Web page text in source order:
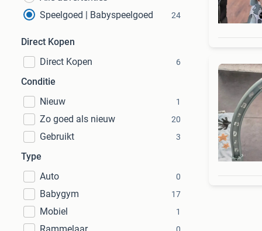
Speelgoed | Babyspeelgoed
24
Direct Kopen
Direct Kopen
6
Conditie
Nieuw
1
Zo goed als nieuw 20
Gebruikt 3
Type
Auto
0
Babygym 17
Mobiel 1